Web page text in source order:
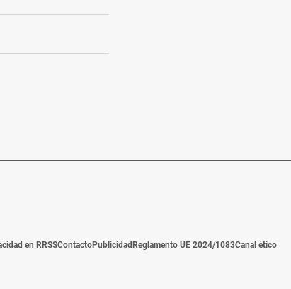
en RRSSContactoPublicidadReglamento UE 2024/1083Canal ético